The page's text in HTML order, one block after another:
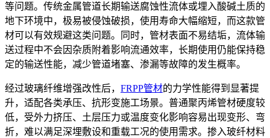
等问题。传统金属管道长期输送腐蚀性流体或埋入酸碱土质的
地下环境中，极易被侵蚀破损，使用寿命大幅缩短，而这款管
材可以有效规避这类问题。同时，管材表面不易结垢，流体输
送过程中不会因杂质附着影响流通效率，长期使用仍能保持稳
定的输送性能，减少管道堵塞、渗漏等故障的发生概率。
经过玻璃纤维增强改性后， FRPP管材的力学性能得到显著提
升，适配各类承压、抗形变施工场景。普通聚丙烯管材硬度较
低，受外力挤压、土层压力或温度变化影响容易出现变形、弯
折，难以满足深埋敷设和重载工况的使用需求。掺入玻纤材料